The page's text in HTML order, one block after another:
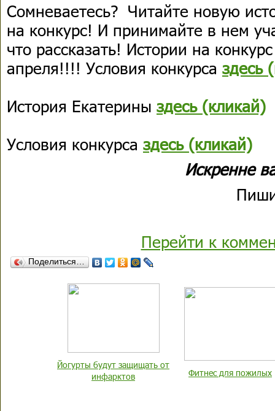
Сомневаетесь? Читайте новую
на конкурс! И принимайте в нем
что рассказать! Истории на
апреля!!!! Условия конкурса здесь
История Екатерины здесь (кликай)
Условия конкурса здесь (кликай)
Искренне
Перейти к
Поделиться…
Йогурты будут защищать от
инфарктов
Фитнес для пожилых